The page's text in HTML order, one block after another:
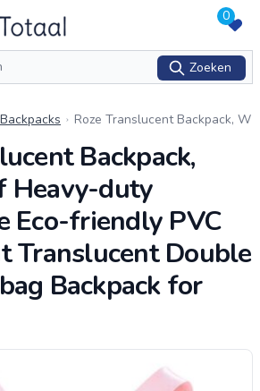
0
Zoeken
Backpacks
Roze Translucent Backpack, W
ble Eco-friendly PVC Transpar
ent Translucen
Backpack,
Heavy-duty
Eco-friendly PVC
Translucent Double
Backpack for